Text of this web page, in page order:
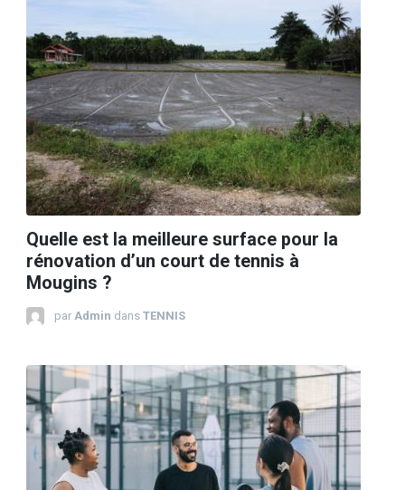
Quelle est la meilleure surface pour la
rénovation d’un court de tennis à
Mougins ?
par Admin dans TENNIS